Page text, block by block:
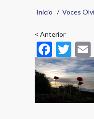
enlaces
de
ayuda
a
la
Inicio Voces
< Anterior
F
ac
e
b
o
T
w
itt
er